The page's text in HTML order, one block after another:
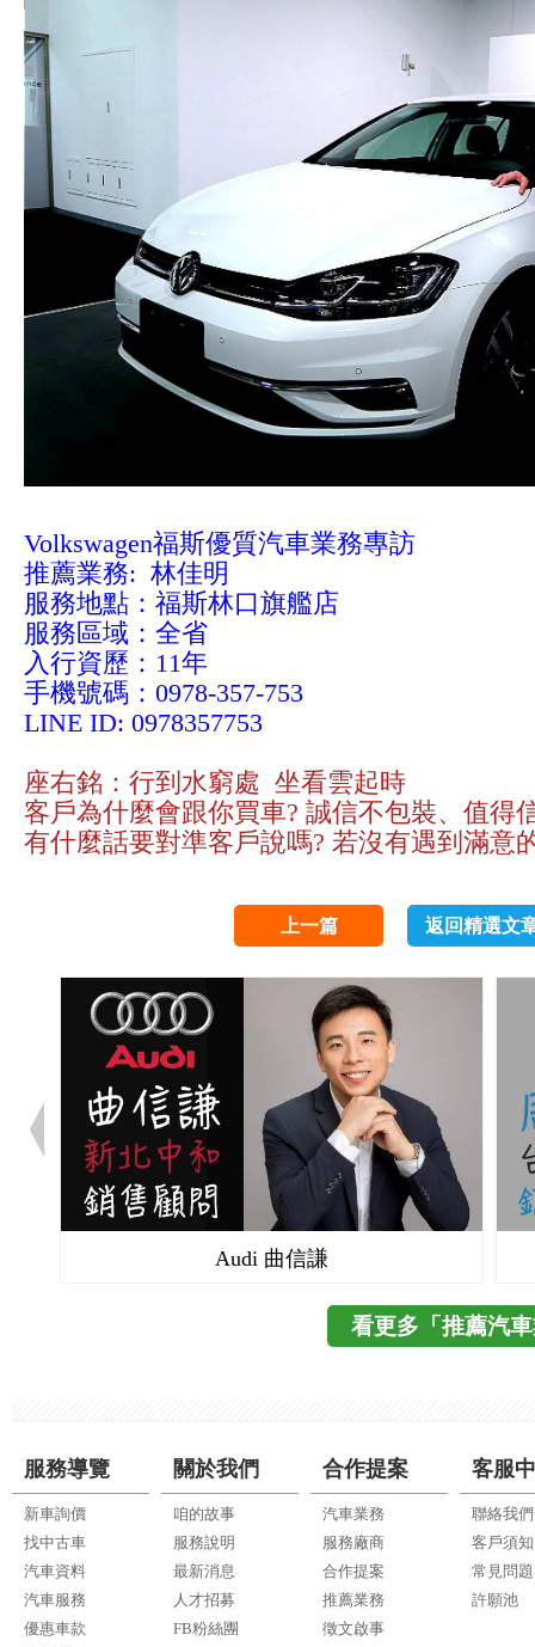
Volkswagen福斯優質汽車業務專訪
推薦業務: 林佳明
服務地點：福斯林口旗艦店
服務區域：全省
入行資歷：11年
手機號碼：0978-357-753
LINE ID: 0978357753
座右銘：行到水窮處 坐看雲起時
客戶為什麼會跟你買車? 誠信不包裝、值得
有什麼話要對準客戶說嗎? 若沒有遇到滿意
上一篇 返回精選文
Audi 曲信謙
看更多「推薦汽
服務導覽
新車詢價
找中古車
汽車資料
汽車服務
優惠車款
關於我們
咱的故事
服務說明
最新消息
人才招募
FB粉絲團
合作提案
汽車業務
服務廠商
合作提案
推薦業務
徵文啟事
客服
聯絡我們
客戶須知
常見問題
許願池